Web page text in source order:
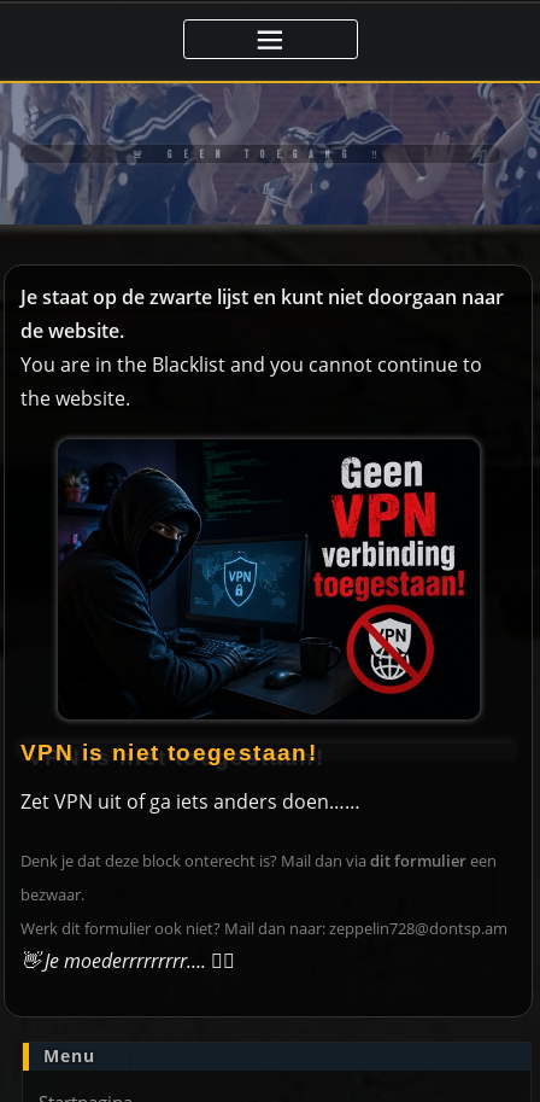
de
inhoud
🚨 GEEN TOEGANG ‼️
Je staat op de zwarte lijst en kunt niet doorgaan naar
de website.
You are in the Blacklist and you cannot continue to
the website.
VPN is niet toegestaan!
Zet VPN uit of ga iets anders doen……
Denk je dat deze block onterecht is? Mail dan via dit formuliereen
bezwaar.
Werk dit formulier ook niet? Mail dan naar:zeppelin728@dontsp.am
👋 Je moederrrrrrrrr…. 🙋‍♀️
Menu